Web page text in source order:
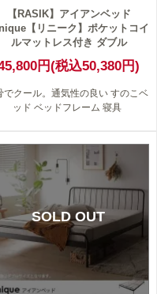
【RASIK】アイアンベッド
【リニーク】ポケットコイ
ルマットレス付き ダブル
円(税込50,380円)
でクール。通気性の良い すのこベ
ッド ベッドフレーム 寝具
SOLD OUT